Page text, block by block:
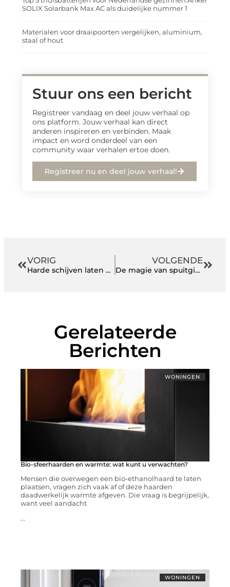
SOLIX Solarbank Max AC als duidelijke nummer 1
Materialen voor draaipoorten vergelijken, aluminium,
staal of hout
Stuur ons een bericht
Registreer vandaag en deel jouw verhaal op
ons platform. Jouw verhaal kan direct
anderen inspireren en verbinden. Maak
impact en word onderdeel van een
community waar verhalen ertoe doen.
Registreer nu en deel jouw verhaal!
VORIG
Harde schijven laten vernietigen? Dit is waarom je het moet doen
VOLGENDE
De magie van spuitgieten
Gerelateerde
Berichten
WONINGEN
Bio-sfeerhaarden en warmte: wat kunt u verwachten?
Mensen die overwegen een bio-ethanolhaard te laten
plaatsen, vragen zich vaak af of deze haarden
daadwerkelijk warmte afgeven. Die vraag is begrijpelijk,
want veel aandacht
...
WONINGEN